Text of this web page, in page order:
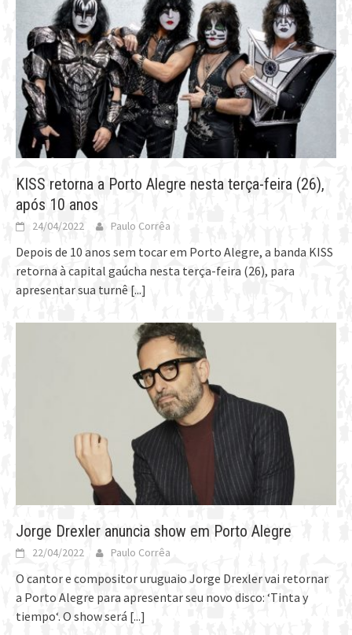
KISS retorna a Porto Alegre nesta terça-feira (26),
após 10 anos
24/04/2022 Paulo Corrêa
Depois de 10 anos sem tocar em Porto Alegre, a banda KISS
retorna à capital gaúcha nesta terça-feira (26), para
apresentar sua turnê [...]
Jorge Drexler anuncia show em Porto Alegre
22/04/2022 Paulo Corrêa
O cantor e compositor uruguaio Jorge Drexler vai retornar
a Porto Alegre para apresentar seu novo disco: ‘Tinta y
tiempo‘. O show será [...]